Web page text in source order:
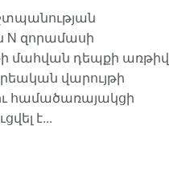
զորամասի
մահվան դեպքի առթիվ
վարույթի
համածառայակցի
է...